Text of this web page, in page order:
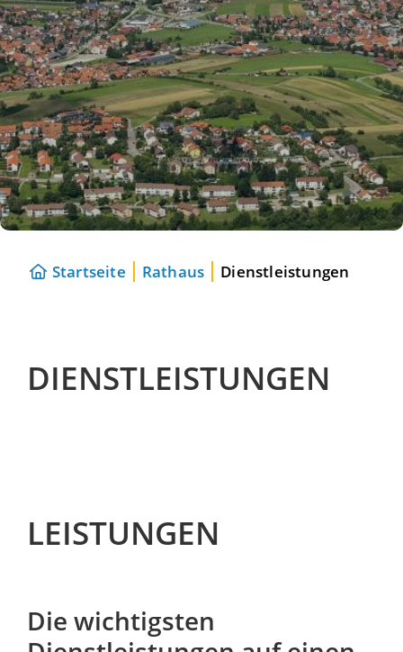
Startseite Rathaus Dienstleistungen
DIENSTLEISTUNGEN
LEISTUNGEN
Die wichtigsten